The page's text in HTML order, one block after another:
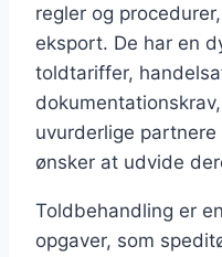
regler og
eksport. De har en
toldtariffer,
uvurderlige
ønsker at udvide
Toldbehandling er
opgaver, som